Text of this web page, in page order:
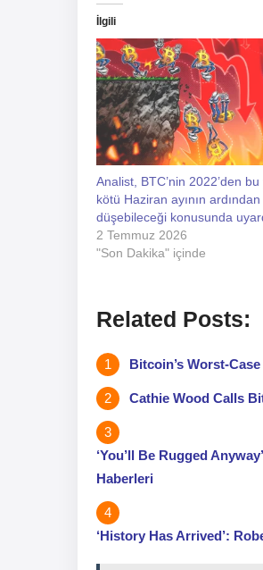
İlgili
Analist, BTC’nin 2022’den
kötü Haziran ayının
düşebileceği konusunda
2 Temmuz 2026
"Son Dakika" içinde
Related Posts:
Bitcoin’s Worst-
Cathie Wood Calls
‘You’ll Be Rugged
Haberleri
‘History Has Arrived’: